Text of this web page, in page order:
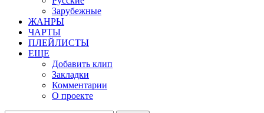
Зарубежные
ЖАНРЫ
ЧАРТЫ
ПЛЕЙЛИСТЫ
ЕЩЕ
Добавить клип
Закладки
Комментарии
О проекте